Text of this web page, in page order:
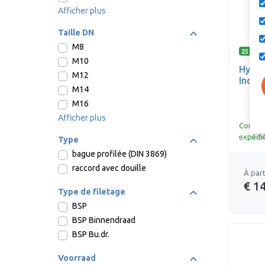
Afficher plus
Taille DN
M8
M10
M12
M14
M16
Afficher plus
Type
bague profilée (DIN 3869)
raccord avec douille
Type de filetage
BSP
BSP Binnendraad
BSP Bu.dr.
Voorraad
25
Inox
À
€